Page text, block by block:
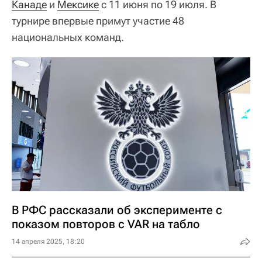
Канаде и Мексикес 11 июня по 19 июля. В
турнире впервые примут участие 48
национальных команд.
В РФС рассказали об эксперименте с
показом повторов с VAR на табло
14 апреля 2025, 18:20